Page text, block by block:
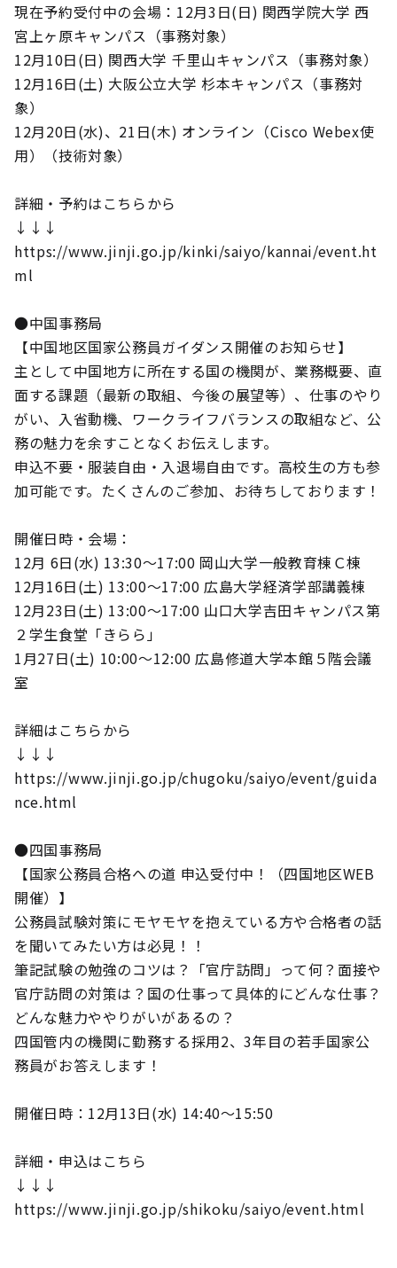
現在予約受付中の会場：12月3日(日) 関西学院大学 西
宮上ヶ原キャンパス（事務対象）
12月10日(日) 関西大学 千里山キャンパス（事務対象）
12月16日(土) 大阪公立大学 杉本キャンパス（事務対
象）
12月20日(水)、21日(木) オンライン（Cisco Webex使
用）（技術対象）
詳細・予約はこちらから
↓↓↓
https://www.jinji.go.jp/kinki/saiyo/kannai/event.ht
ml
●中国事務局
【中国地区国家公務員ガイダンス開催のお知らせ】
主として中国地方に所在する国の機関が、業務概要、直
面する課題（最新の取組、今後の展望等）、仕事のやり
がい、入省動機、ワークライフバランスの取組など、公
務の魅力を余すことなくお伝えします。
申込不要・服装自由・入退場自由です。高校生の方も参
加可能です。たくさんのご参加、お待ちしております！
開催日時・会場：
12月 6日(水) 13:30～17:00 岡山大学一般教育棟Ｃ棟
12月16日(土) 13:00～17:00 広島大学経済学部講義棟
12月23日(土) 13:00～17:00 山口大学吉田キャンパス第
２学生食堂「きらら」
1月27日(土) 10:00～12:00 広島修道大学本館５階会議
室
詳細はこちらから
↓↓↓
https://www.jinji.go.jp/chugoku/saiyo/event/guida
nce.html
●四国事務局
【国家公務員合格への道 申込受付中！（四国地区WEB
開催）】
公務員試験対策にモヤモヤを抱えている方や合格者の話
を聞いてみたい方は必見！！
筆記試験の勉強のコツは？「官庁訪問」って何？面接や
官庁訪問の対策は？国の仕事って具体的にどんな仕事？
どんな魅力ややりがいがあるの？
四国管内の機関に勤務する採用2、3年目の若手国家公
務員がお答えします！
開催日時：12月13日(水) 14:40～15:50
詳細・申込はこちら
↓↓↓
https://www.jinji.go.jp/shikoku/saiyo/event.html